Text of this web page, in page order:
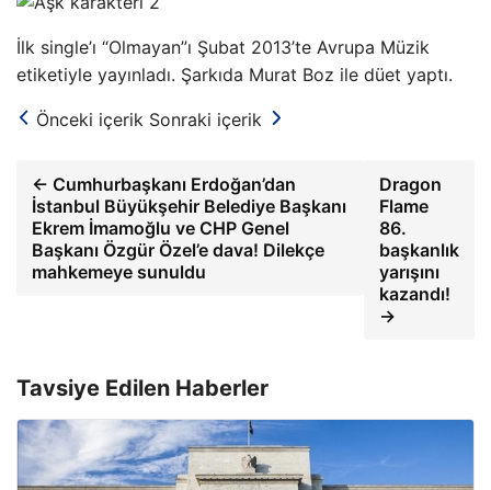
İlk single’ı “Olmayan”ı Şubat 2013’te Avrupa Müzik
etiketiyle yayınladı. Şarkıda Murat Boz ile düet yaptı.
Önceki içerik Sonraki içerik
← Cumhurbaşkanı Erdoğan’dan
İstanbul Büyükşehir Belediye Başkanı
Ekrem İmamoğlu ve CHP Genel
Başkanı Özgür Özel’e dava! Dilekçe
mahkemeye sunuldu
Dragon
Flame
86.
başkanlık
yarışını
kazandı!
→
Tavsiye Edilen Haberler